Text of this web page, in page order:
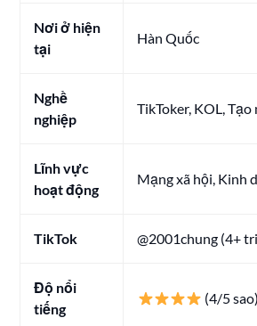
Nơi ở hiện
tại
Hàn Quốc
Nghề
nghiệp
TikToker, KOL, Tạo
Lĩnh vực
hoạt động
Mạng xã hội, Kinh
TikTok @2001chung (4+
Độ nổi
tiếng
(4/5 sao)